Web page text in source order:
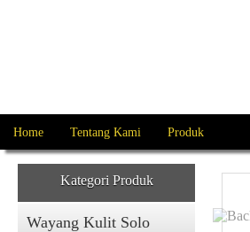
Home Tentang Kami Produk
Kategori Produk
Wayang Kulit Solo